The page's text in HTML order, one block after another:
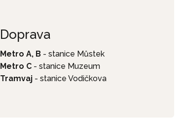
Doprava
Metro A, B- stanice Můstek
Metro C- stanice Muzeum
Tramvaj- stanice Vodičkova